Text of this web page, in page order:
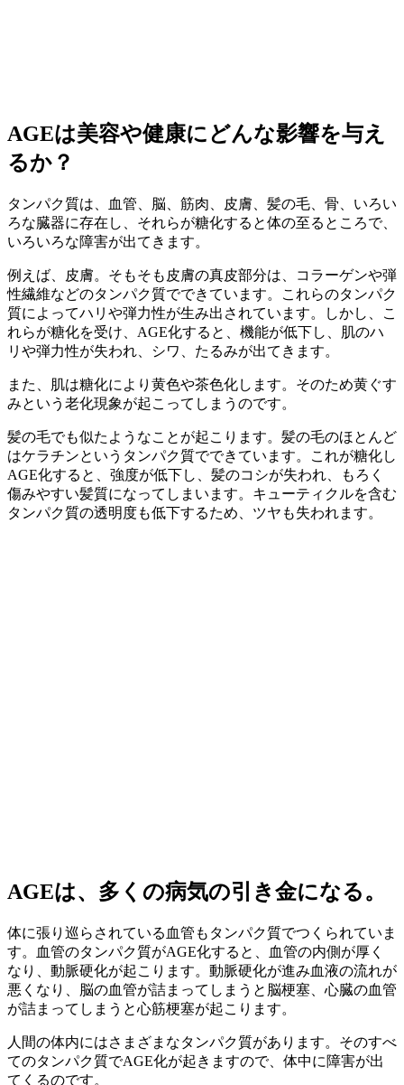
AGEは美容や健康にどんな影響を与え
るか？
タンパク質は、血管、脳、筋肉、皮膚、髪の毛、骨、いろい
ろな臓器に存在し、それらが糖化すると体の至るところで、
いろいろな障害が出てきます。
例えば、皮膚。そもそも皮膚の真皮部分は、コラーゲンや弾
性繊維などのタンパク質でできています。これらのタンパク
質によってハリや弾力性が生み出されています。しかし、こ
れらが糖化を受け、AGE化すると、機能が低下し、肌のハ
リや弾力性が失われ、シワ、たるみが出てきます。
また、肌は糖化により黄色や茶色化します。そのため黄ぐす
みという老化現象が起こってしまうのです。
髪の毛でも似たようなことが起こります。髪の毛のほとんど
はケラチンというタンパク質でできています。これが糖化し
AGE化すると、強度が低下し、髪のコシが失われ、もろく
傷みやすい髪質になってしまいます。キューティクルを含む
タンパク質の透明度も低下するため、ツヤも失われます。
AGEは、多くの病気の引き金になる。
体に張り巡らされている血管もタンパク質でつくられていま
す。血管のタンパク質がAGE化すると、血管の内側が厚く
なり、動脈硬化が起こります。動脈硬化が進み血液の流れが
悪くなり、脳の血管が詰まってしまうと脳梗塞、心臓の血管
が詰まってしまうと心筋梗塞が起こります。
人間の体内にはさまざまなタンパク質があります。そのすべ
てのタンパク質でAGE化が起きますので、体中に障害が出
てくるのです。